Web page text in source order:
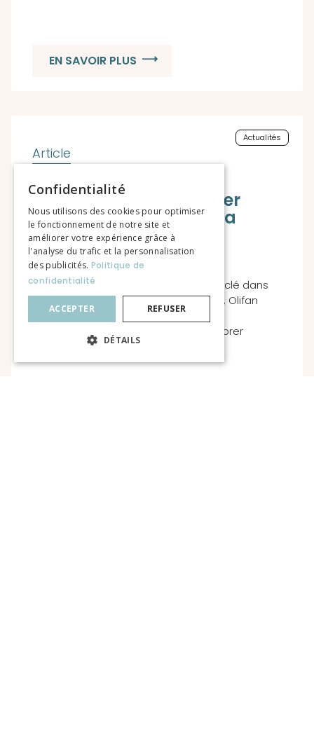
EN SAVOIR PLUS
Actualités
Une soirée signature à
Bordeaux pour marquer
l’intégration de Traditia
L’intégration de Traditia : un moment clé dans
l’histoire d’Olifan Group Le jeudi 19 juin, Olifan
Group organise une grande soirée à
l’Hippodrome de Bordeaux pour célébrer
Confidentialité
Nous utilisons des cookies pour optimiser
le fonctionnement de notre site et
améliorer votre expérience grâce à
l'analyse du trafic et la personnalisation
des publicités. Politique de
confidentialité
ACCEPTER REFUSER
DÉTAILS